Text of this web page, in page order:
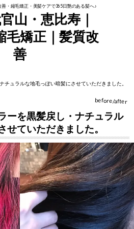
善・縮毛矯正・美髪ケアで365日艶のある髪へ♪
山・恵比寿｜
毛矯正｜髪質改
善
チュラルな地毛っぽい暗髪にさせていただきました。
before/after
ーを黒髪戻し・ナチュラル
せていただきました。